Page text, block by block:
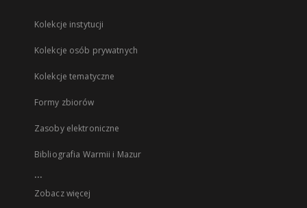
Kolekcje instytucji
Kolekcje osób prywatnych
Kolekcje tematyczne
Formy zbiorów
Zasoby elektroniczne
Bibliografia Warmii i Mazur
...
Zobacz więcej